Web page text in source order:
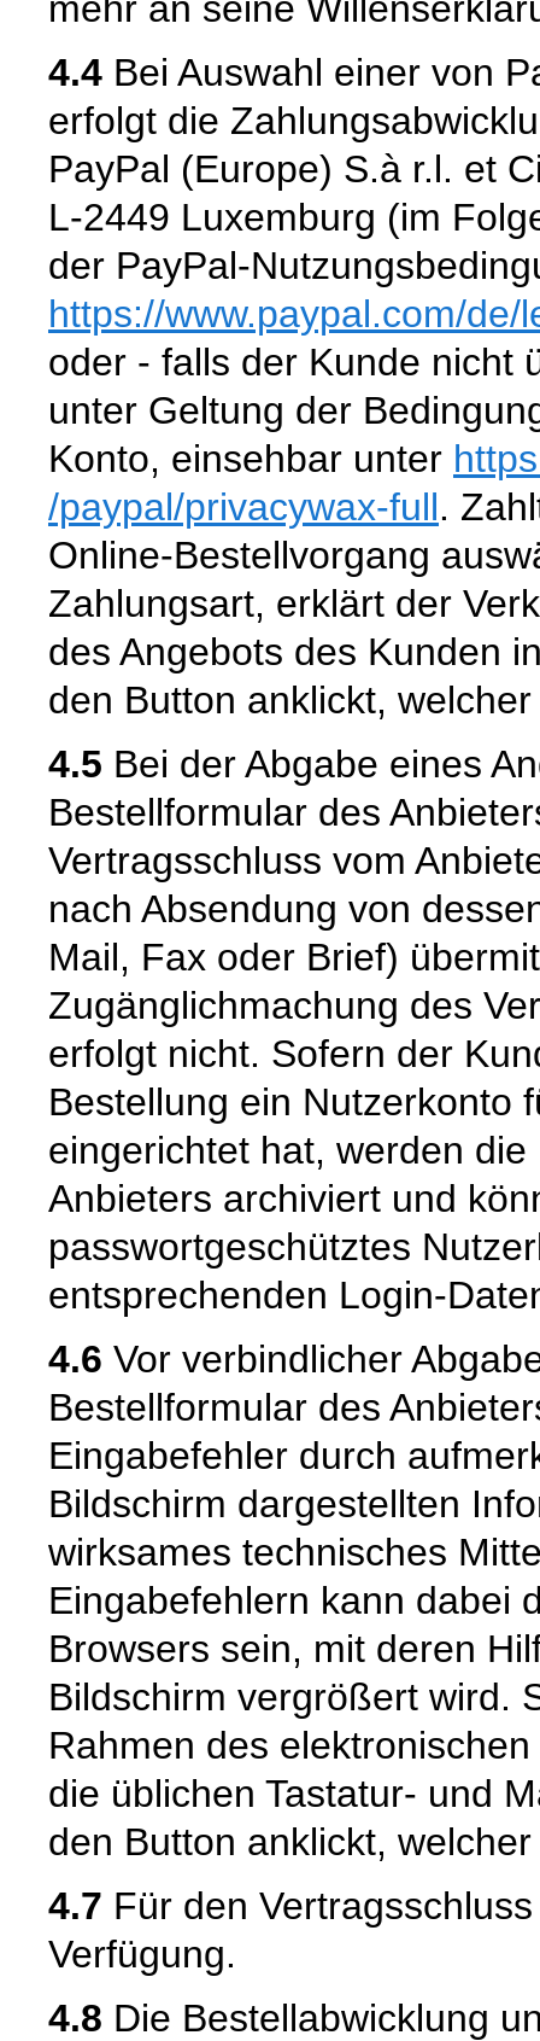
4.4 Bei Auswahl einer von
erfolgt die
PayPal (Europe) S.à r.l. et
L-2449 Luxemburg (im
der PayPal-
https://www.paypal.com/de/
oder - falls der Kunde nicht
unter Geltung der
Konto, einsehbar unter
/paypal/privacywax-full.
Online-Bestellvorgang
Zahlungsart, erklärt der
des Angebots des Kunden
den Button anklickt,
4.5 Bei der Abgabe eines
Bestellformular des
Vertragsschluss vom
nach Absendung von
Mail, Fax oder Brief)
Zugänglichmachung des
erfolgt nicht. Sofern der
Bestellung ein Nutzerkonto
eingerichtet hat, werden
Anbieters archiviert und
passwortgeschütztes
entsprechenden Login-
4.6 Vor verbindlicher
Bestellformular des
Eingabefehler durch
Bildschirm dargestellten
wirksames technisches
Eingabefehlern kann dabei
Browsers sein, mit deren
Bildschirm vergrößert wird.
Rahmen des
die üblichen Tastatur- und
den Button anklickt,
4.7 Für den
Verfügung.
4.8 Die Bestellabwicklung